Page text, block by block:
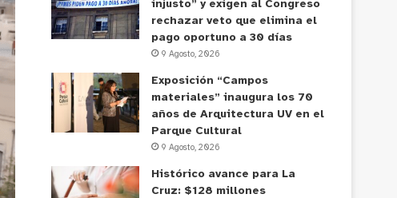
injusto” y exigen al Congreso
rechazar veto que elimina el
pago oportuno a 30 días
9 Agosto, 2026
Exposición “Campos
materiales” inaugura los 70
años de Arquitectura UV en el
Parque Cultural
9 Agosto, 2026
Histórico avance para La
Cruz: $128 millones